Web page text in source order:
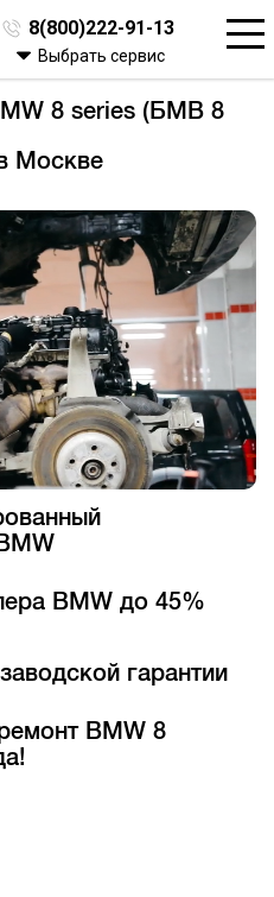
8(800)222-91-13
Выбрать сервис
8 series (БМВ 8
Москве
BMW до 45%
гарантии
BMW 8